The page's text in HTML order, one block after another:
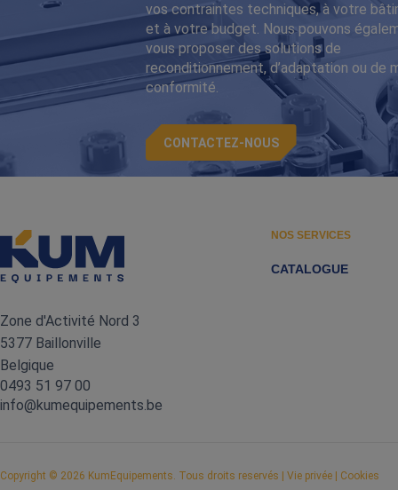
vos contraintes techniques, à votre
et à votre budget. Nous pouvons
vous proposer des solutions de
reconditionnement, d’adaptation ou de
conformité.
CONTACTEZ-NOUS
Zone d'Activité Nord 3
5377 Baillonville
Belgique
0493 51 97 00
info@kumequipements.be
NOS SERVICES
CATALOGUE
Copyright © 2026 KumEquipements. Tous droits reservés | Vie privée Cookies